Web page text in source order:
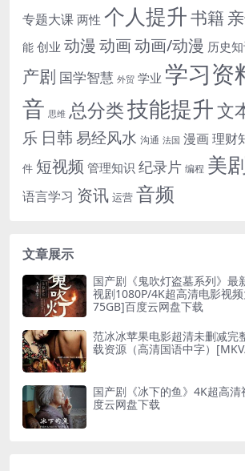
专题大课 两性 个人提升书籍
能 创业 动漫 动画动画/动漫 历史
产剧 国学智慧 外贸 学业 学习资
音 思维 总分类技能提升文
乐 日韩易经风水 沟通 法国 漫画理财
件 短视频 管理知识 纪录片 编程 美
语言学习 资讯 运营 音频
文章展示
国产剧《鬼吹灯盗墓系列》最
视剧1080P/4K超高清电影视
75GB]百度云网盘下载
范冰冰苹果电影超清未删减完
载资源（高清国语中字）
国产剧《冰下的鱼》4K超高
度云网盘下载